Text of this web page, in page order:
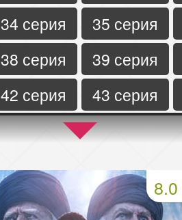
34 серия
35 серия
38 серия
39 серия
42 серия
43 серия
46 серия
47 серия
50 серия
51 серия
54 серия
55 серия
8.0